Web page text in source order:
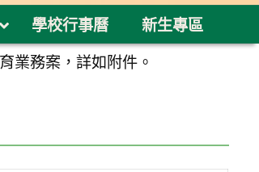
學校行事曆 新生專區
業務案，詳如附件。